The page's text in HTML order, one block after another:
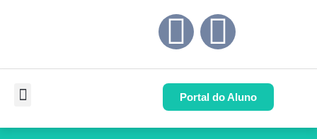
Portal do Aluno